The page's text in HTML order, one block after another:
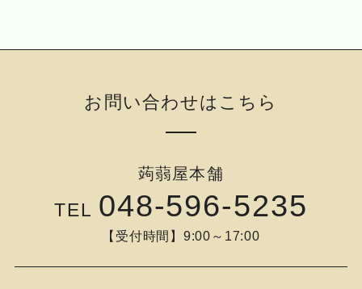
お問い合わせはこちら
蒟蒻屋本舗
TEL 048-596-5235
【受付時間】9:00～17:00